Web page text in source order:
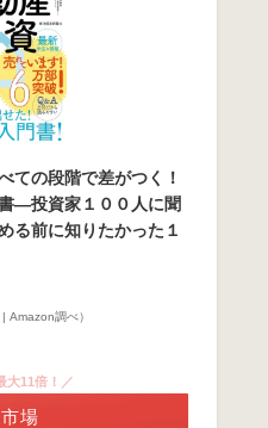
ての段階で差がつく！
―投資家１００人に聞
る前に知りたかった１
Amazon調べ）
大11倍！／
場